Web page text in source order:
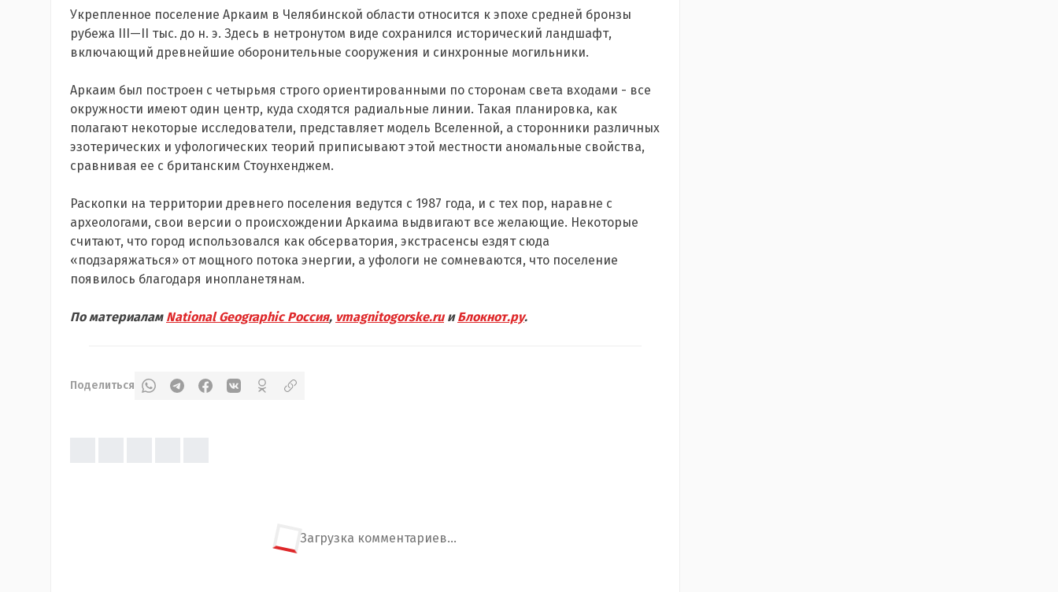
Укрепленное поселение Аркаим в Челябинской области относится к эпохе средней бронзы
рубежа III—II тыс. до н. э. Здесь в нетронутом виде сохранился исторический ландшафт,
включающий древнейшие оборонительные сооружения и синхронные могильники.
Аркаим был построен с четырьмя строго ориентированными по сторонам света входами - все
окружности имеют один центр, куда сходятся радиальные линии. Такая планировка, как
полагают некоторые исследователи, представляет модель Вселенной, а сторонники различных
эзотерических и уфологических теорий приписывают этой местности аномальные свойства,
сравнивая ее с британским Стоунхенджем.
Раскопки на территории древнего поселения ведутся с 1987 года, и с тех пор, наравне с
археологами, свои версии о происхождении Аркаима выдвигают все желающие. Некоторые
считают, что город использовался как обсерватория, экстрасенсы ездят сюда
«подзаряжаться» от мощного потока энергии, а уфологи не сомневаются, что поселение
появилось благодаря инопланетянам.
По материалам National Geographic Россия, vmagnitogorske.ruиБлокнот.ру.
Поделиться
Загрузка комментариев...